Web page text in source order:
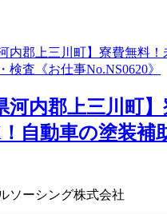
河内郡上三川町
自動車の塗装補
ソーシング株式会社